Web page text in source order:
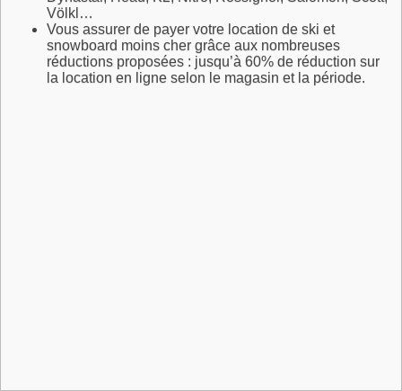
Völkl…
Vous assurer de payer votre location de ski et
snowboard moins cher grâce aux nombreuses
réductions proposées : jusqu’à 60% de réduction sur
la location en ligne selon le magasin et la période.